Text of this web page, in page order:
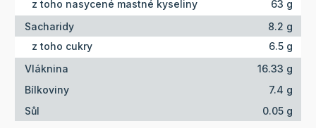
z toho nasycené mastné kyseliny
63 g
Sacharidy
8.2 g
z toho cukry
6.5 g
Vláknina
16.33 g
Bílkoviny
7.4 g
Sůl
0.05 g